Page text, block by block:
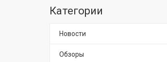
Категории
Новости
Обзоры